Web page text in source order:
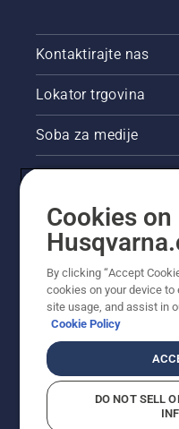
Kontaktirajte nas
Lokator trgovina
Soba za medije
Akcije
Pravne informacije
Ostale stranice
Cookies on
By clicking “Accept
cookies on your device
site usage, and assist in
Cookie Policy
DO NOT SELL